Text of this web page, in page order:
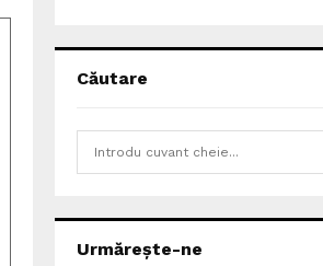
Căutare
h
Urmărește-ne